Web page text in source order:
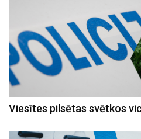
Viesītes pilsētas svētkos